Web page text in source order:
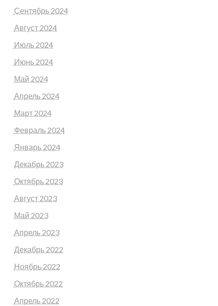
Сентябрь 2024
Август 2024
Июль 2024
Июнь 2024
Май 2024
Апрель 2024
Март 2024
Февраль 2024
Январь 2024
Декабрь 2023
Октябрь 2023
Август 2023
Май 2023
Апрель 2023
Декабрь 2022
Ноябрь 2022
Октябрь 2022
Апрель 2022